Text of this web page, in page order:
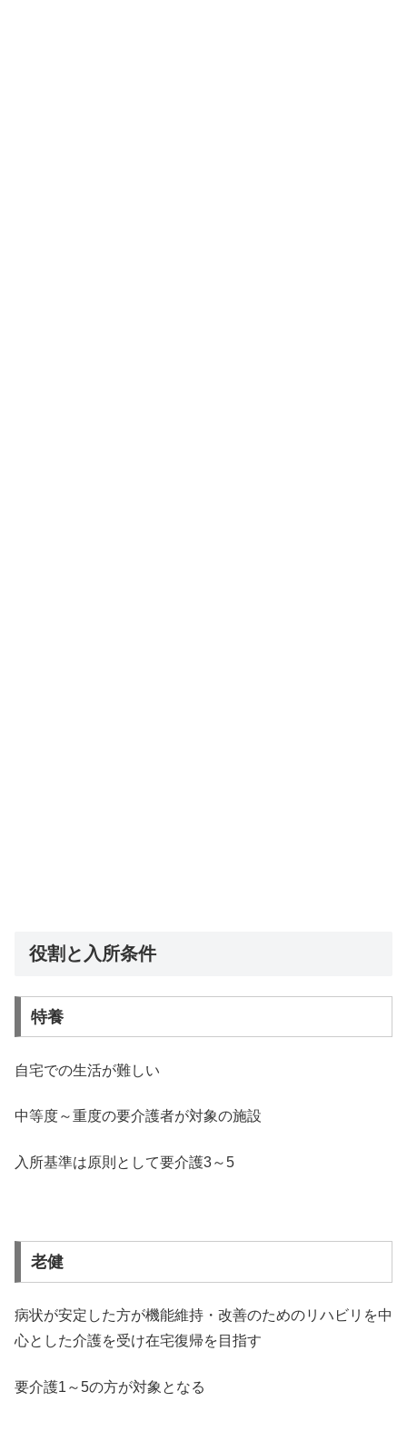
役割と入所条件
特養
自宅での生活が難しい
中等度～重度の要介護者が対象の施設
入所基準は原則として要介護3～5
老健
病状が安定した方が機能維持・改善のためのリハビリを中
心とした介護を受け在宅復帰を目指す
要介護1～5の方が対象となる